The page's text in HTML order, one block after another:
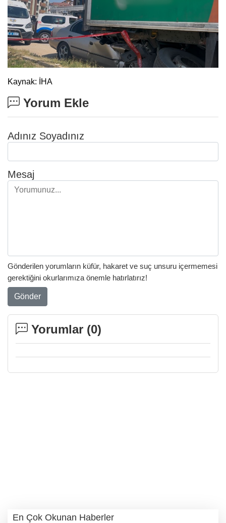
Kaynak: İHA
Yorum Ekle
Adınız Soyadınız
Mesaj
Gönderilen yorumların küfür, hakaret ve suç unsuru içermemesi
gerektiğini okurlarımıza önemle hatırlatırız!
Gönder
Yorumlar (0)
En Çok Okunan Haberler